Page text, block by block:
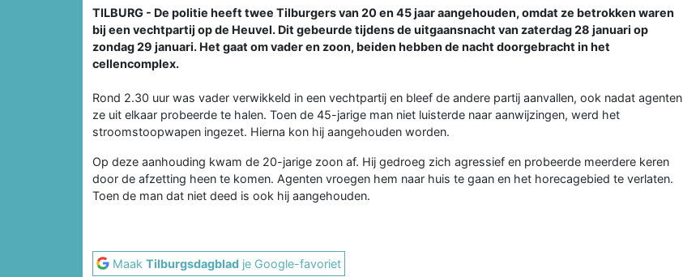
TILBURG - De politie heeft twee Tilburgers van 20 en 45 jaar aangehouden, omdat ze betrokken waren
bij een vechtpartij op de Heuvel. Dit gebeurde tijdens de uitgaansnacht van zaterdag 28 januari op
zondag 29 januari. Het gaat om vader en zoon, beiden hebben de nacht doorgebracht in het
cellencomplex.
Rond 2.30 uur was vader verwikkeld in een vechtpartij en bleef de andere partij aanvallen, ook nadat agenten
ze uit elkaar probeerde te halen. Toen de 45-jarige man niet luisterde naar aanwijzingen, werd het
stroomstoopwapen ingezet. Hierna kon hij aangehouden worden.
Op deze aanhouding kwam de 20-jarige zoon af. Hij gedroeg zich agressief en probeerde meerdere keren
door de afzetting heen te komen. Agenten vroegen hem naar huis te gaan en het horecagebied te verlaten.
Toen de man dat niet deed is ook hij aangehouden.
Maak Tilburgsdagblad je Google-favoriet